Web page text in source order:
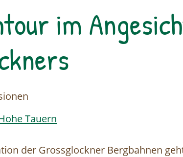
im
Tauern
der Grossglockner Bergbahnen